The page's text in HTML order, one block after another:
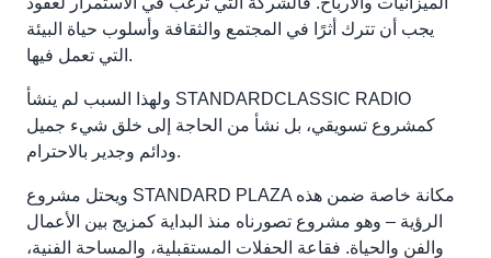
يجب أن تترك أثرًا في المجتمع والثقافة وأسلوب حياة البيئة
التي تعمل فيها.
ولهذا السبب لم ينشأ STANDARDCLASSIC RADIO
كمشروع تسويقي، بل نشأ من الحاجة إلى خلق شيء جميل
ودائم وجدير بالاحترام.
ويحتل مشروع STANDARD PLAZA مكانة خاصة ضمن هذه
الرؤية – وهو مشروع تصورناه منذ البداية كمزيج بين الأعمال
والفن والحياة. فقاعة الحفلات المستقبلية، والمساحة الفنية،